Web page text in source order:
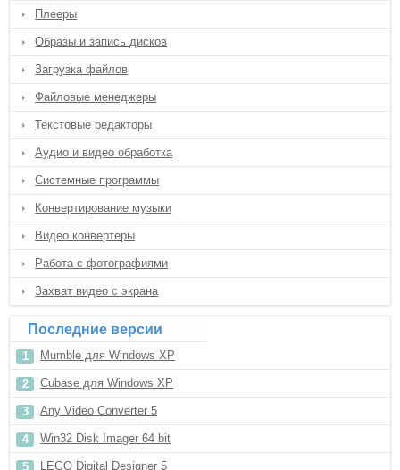
Плееры
Образы и запись дисков
Загрузка файлов
Файловые менеджеры
Текстовые редакторы
Аудио и видео обработка
Системные программы
Конвертирование музыки
Видео конвертеры
Работа с фотографиями
Захват видео с экрана
Последние версии
Mumble для Windows XP
Cubase для Windows XP
Any Video Converter 5
Win32 Disk Imager 64 bit
LEGO Digital Designer 5